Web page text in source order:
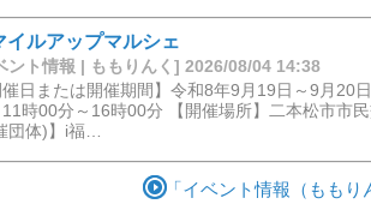
イルアップマルシェ
ント情報 | ももりんく] 2026/08/04 14:38
催日または開催期間】令和8年9月19日～9月20
11時00分～16時00分 【開催場所】二本松市市
団体)】i福…
「イベント情報（ももり